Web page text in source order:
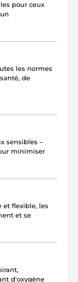
pour ceux
les normes
de
sensibles –
minimiser
et flexible, les
et se
d'oxygène